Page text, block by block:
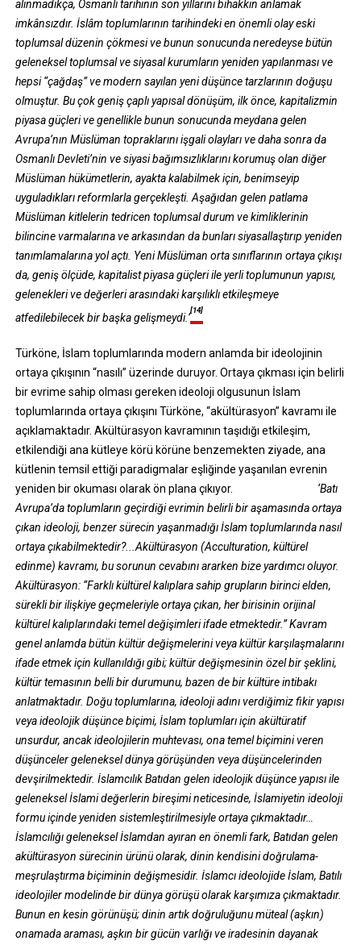
alınmadıkça, Osmanlı tarihinin son yıllarını bihakkın anlamak
imkânsızdır. İslâm toplumlarının tarihindeki en önemli olay eski
toplumsal düzenin çökmesi ve bunun sonucunda neredeyse bütün
geleneksel toplumsal ve siyasal kurumların yeniden yapılanması ve
hepsi “çağdaş” ve modern sayılan yeni düşünce tarzlarının doğuşu
olmuştur. Bu çok geniş çaplı yapısal dönüşüm, ilk önce, kapitalizmin
piyasa güçleri ve genellikle bunun sonucunda meydana gelen
Avrupa’nın Müslüman topraklarını işgali olayları ve daha sonra da
Osmanlı Devleti’nin ve siyasi bağımsızlıklarını korumuş olan diğer
Müslüman hükümetlerin, ayakta kalabilmek için, benimseyip
uyguladıkları reformlarla gerçekleşti. Aşağıdan gelen patlama
Müslüman kitlelerin tedricen toplumsal durum ve kimliklerinin
bilincine varmalarına ve arkasından da bunları siyasallaştırıp yeniden
tanımlamalarına yol açtı. Yeni Müslüman orta sınıflarının ortaya çıkışı
da, geniş ölçüde, kapitalist piyasa güçleri ile yerli toplumunun yapısı,
gelenekleri ve değerleri arasındaki karşılıklı etkileşmeye
atfedilebilecek bir başka gelişmeydi.’
[14]
Türköne, İslam toplumlarında modern anlamda bir ideolojinin
ortaya çıkışının “nasılı” üzerinde duruyor. Ortaya çıkması için belirli
bir evrime sahip olması gereken ideoloji olgusunun İslam
toplumlarında ortaya çıkışını Türköne, “akültürasyon” kavramı ile
açıklamaktadır. Akültürasyon kavramının taşıdığı etkileşim,
etkilendiği ana kütleye körü körüne benzemekten ziyade, ana
kütlenin temsil ettiği paradigmalar eşliğinde yaşanılan evrenin
yeniden bir okuması olarak ön plana çıkıyor. ‘Batı
Avrupa’da toplumların geçirdiği evrimin belirli bir aşamasında ortaya
çıkan ideoloji, benzer sürecin yaşanmadığı İslam toplumlarında nasıl
ortaya çıkabilmektedir?...Akültürasyon (Acculturation, kültürel
edinme) kavramı, bu sorunun cevabını ararken bize yardımcı oluyor.
Akültürasyon: “Farklı kültürel kalıplara sahip grupların birinci elden,
sürekli bir ilişkiye geçmeleriyle ortaya çıkan, her birisinin orijinal
kültürel kalıplarındaki temel değişimleri ifade etmektedir.” Kavram
genel anlamda bütün kültür değişmelerini veya kültür karşılaşmalarını
ifade etmek için kullanıldığı gibi; kültür değişmesinin özel bir şeklini,
kültür temasının belli bir durumunu, bazen de bir kültüre intibakı
anlatmaktadır. Doğu toplumlarına, ideoloji adını verdiğimiz fikir yapısı
veya ideolojik düşünce biçimi, İslam toplumları için akültüratif
unsurdur, ancak ideolojilerin muhtevası, ona temel biçimini veren
düşünceler geleneksel dünya görüşünden veya düşüncelerinden
devşirilmektedir. İslamcılık Batıdan gelen ideolojik düşünce yapısı ile
geleneksel İslami değerlerin bireşimi neticesinde, İslamiyetin ideoloji
formu içinde yeniden sistemleştirilmesiyle ortaya çıkmaktadır…
İslamcılığı geleneksel İslamdan ayıran en önemli fark, Batıdan gelen
akültürasyon sürecinin ürünü olarak, dinin kendisini doğrulama-
meşrulaştırma biçiminin değişmesidir. İslamcı ideolojide İslam, Batılı
ideolojiler modelinde bir dünya görüşü olarak karşımıza çıkmaktadır.
Bunun en kesin görünüşü; dinin artık doğruluğunu müteal (aşkın)
onamada araması, aşkın bir gücün varlığı ve iradesinin dayanak